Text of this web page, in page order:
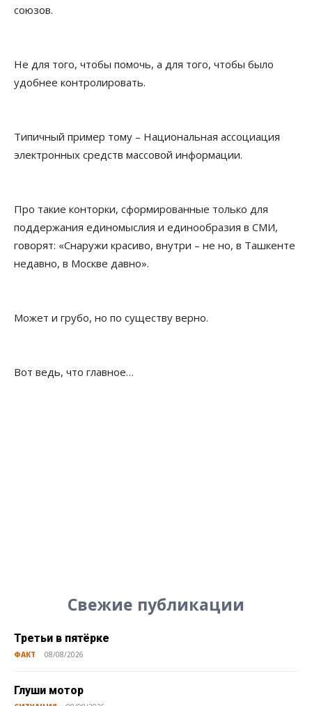
союзов.
Не для того, чтобы помочь, а для того, чтобы было
удобнее контролировать.
Типичный пример тому – Национальная ассоциация
электронных средств массовой информации.
Про такие конторки, сформированные только для
поддержания единомыслия и единообразия в СМИ,
говорят: «Снаружи красиво, внутри – не но, в Ташкенте
недавно, в Москве давно».
Может и грубо, но по существу верно.
Вот ведь, что главное…
Свежие публикации
Третьи в пятёрке
ФАКТ 08/08/2026
Глуши мотор